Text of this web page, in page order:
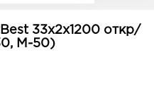
33x2x1200 откр/
М-50)